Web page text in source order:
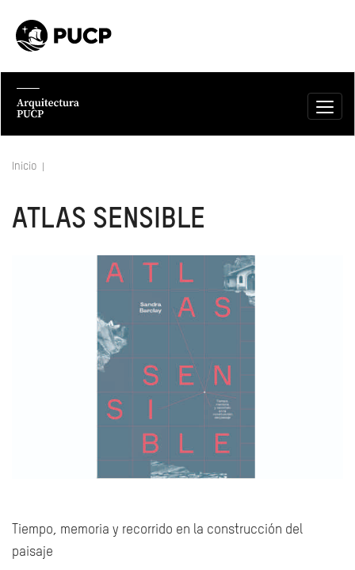
Inicio
ATLAS SENSIBLE
Tiempo, memoria y recorrido en la construcción del
paisaje